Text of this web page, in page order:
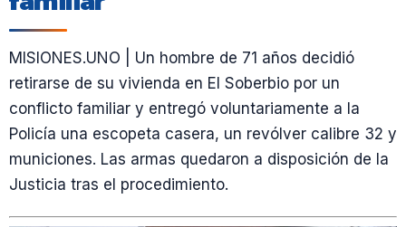
MISIONES.UNO | Un hombre de 71 años decidió
retirarse de su vivienda en El Soberbio por un
conflicto familiar y entregó voluntariamente a la
Policía una escopeta casera, un revólver calibre 32 y
municiones. Las armas quedaron a disposición de la
Justicia tras el procedimiento.